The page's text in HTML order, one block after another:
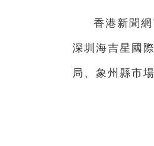
香港新聞
深圳海吉星國
局、象州縣市